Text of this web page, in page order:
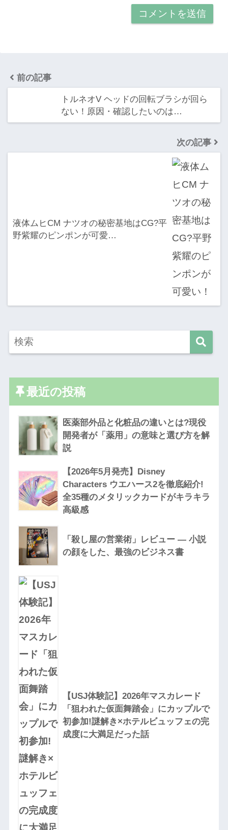
前の記事
トルネオV ヘッドの回転ブラシが回ら
ない！原因・確認したいのは…
次の記事
液体ムヒCM ナツオの秘密基地はCG?平
野紫耀のピンポンが可愛…
最近の投稿
医薬部外品と化粧品の違いとは?現役
開発者が「薬用」の意味と選び方を解
説
【2026年5月発売】Disney
Characters ウエハース2を徹底紹介!
全35種のメタリックカードがキラキラ
高級感
「殺し屋の営業術」レビュー — 小説
の顔をした、最強のビジネス書
【USJ体験記】2026年マスカレード
「狙われた仮面舞踏会」にカップルで
初参加!謎解き×ホテルビュッフェの完
成度に大満足だった話